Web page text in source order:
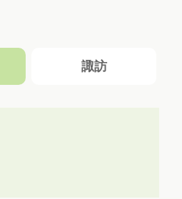
諏訪